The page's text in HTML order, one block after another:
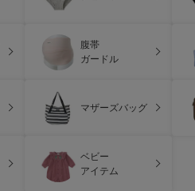
腹帯
ガードル
マザーズバッグ
ベビー
アイテム